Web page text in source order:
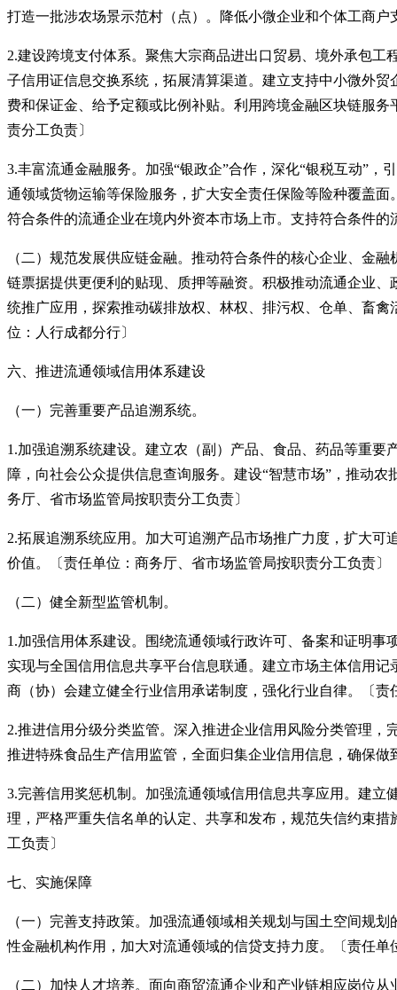
打造一批涉农场景示范村（点）。降低小微企业和个体工商
2.建设跨境支付体系。聚焦大宗商品进出口贸易、境外承包
子信用证信息交换系统，拓展清算渠道。建立支持中小微外
费和保证金、给予定额或比例补贴。利用跨境金融区块链服
责分工负责〕
3.丰富流通金融服务。加强“银政企”合作，深化“银税互动”
通领域货物运输等保险服务，扩大安全责任保险等险种覆盖
符合条件的流通企业在境内外资本市场上市。支持符合条件
（二）规范发展供应链金融。推动符合条件的核心企业、金
链票据提供更便利的贴现、质押等融资。积极推动流通企业
统推广应用，探索推动碳排放权、林权、排污权、仓单、畜
位：人行成都分行〕
六、推进流通领域信用体系建设
（一）完善重要产品追溯系统。
1.加强追溯系统建设。建立农（副）产品、食品、药品等重
障，向社会公众提供信息查询服务。建设“智慧市场”，推动
务厅、省市场监管局按职责分工负责〕
2.拓展追溯系统应用。加大可追溯产品市场推广力度，扩大
价值。〔责任单位：商务厅、省市场监管局按职责分工负责〕
（二）健全新型监管机制。
1.加强信用体系建设。围绕流通领域行政许可、备案和证明
实现与全国信用信息共享平台信息联通。建立市场主体信用
商（协）会建立健全行业信用承诺制度，强化行业自律。〔
2.推进信用分级分类监管。深入推进企业信用风险分类管理
推进特殊食品生产信用监管，全面归集企业信用信息，确保
3.完善信用奖惩机制。加强流通领域信用信息共享应用。建
理，严格严重失信名单的认定、共享和发布，规范失信约束
工负责〕
七、实施保障
（一）完善支持政策。加强流通领域相关规划与国土空间规
性金融机构作用，加大对流通领域的信贷支持力度。〔责任
（二）加快人才培养。面向商贸流通企业和产业链相应岗位